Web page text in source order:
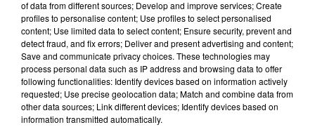
of data from different sources; Develop and improve services; Create
profiles to personalise content; Use profiles to select personalised
content; Use limited data to select content; Ensure security, prevent and
detect fraud, and fix errors; Deliver and present advertising and content;
Save and communicate privacy choices. These technologies may
process personal data such as IP address and browsing data to offer
following functionalities: Identify devices based on information actively
requested; Use precise geolocation data; Match and combine data from
other data sources; Link different devices; Identify devices based on
information transmitted automatically.